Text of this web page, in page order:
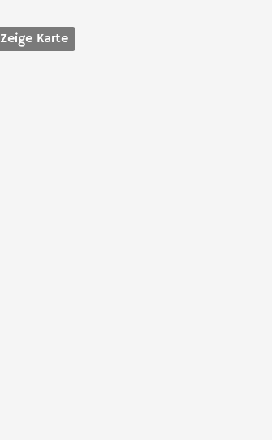
Zeige Karte